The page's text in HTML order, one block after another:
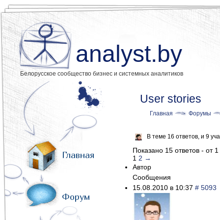
analyst.by
Белорусское сообщество бизнес и системных аналитиков
Главная
Форум
User stories
Главная Форумы
В теме 16 ответов, и 9
Показано 15 ответов - от
1 2 →
Автор
Сообщения
15.08.2010 в 10:37 # 5093